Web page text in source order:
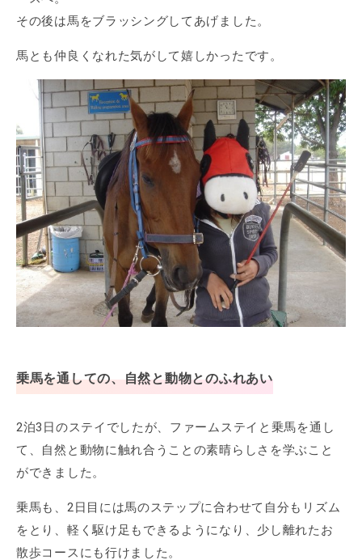
その後は馬をブラッシングしてあげました。
馬とも仲良くなれた気がして嬉しかったです。
乗馬を通しての、自然と動物とのふれあい
2泊3日のステイでしたが、ファームステイと乗馬を通し
て、自然と動物に触れ合うことの素晴らしさを学ぶこと
ができました。
乗馬も、2日目には馬のステップに合わせて自分もリズム
をとり、軽く駆け足もできるようになり、少し離れたお
散歩コースにも行けました。